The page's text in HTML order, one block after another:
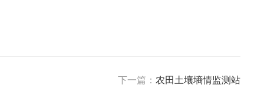
下一篇： 农田土壤墒情监测站